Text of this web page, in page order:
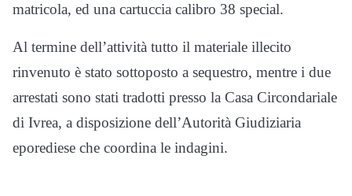
matricola, ed una cartuccia calibro 38 special.
Al termine dell’attività tutto il materiale illecito
rinvenuto è stato sottoposto a sequestro, mentre i due
arrestati sono stati tradotti presso la Casa Circondariale
di Ivrea, a disposizione dell’Autorità Giudiziaria
eporediese che coordina le indagini.